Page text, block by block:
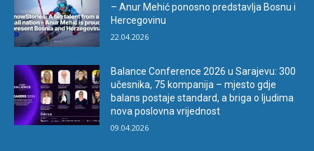
– Anur Mehić ponosno predstavlja Bosnu i
Hercegovinu
22.04.2026
Balance Conference 2026 u Sarajevu: 300
učesnika, 75 kompanija – mjesto gdje
balans postaje standard, a briga o ljudima
nova poslovna vrijednost
09.04.2026